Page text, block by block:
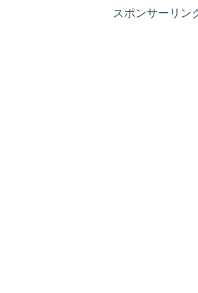
スポンサーリン